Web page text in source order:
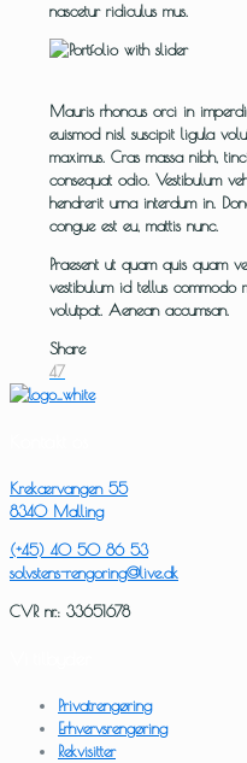
nascetur ridiculus mus.
Mauris rhoncus orci in
euismod nisl suscipit ligula
maximus. Cras massa nibh,
consequat odio. Vestibulum
hendrerit urna interdum in.
congue est eu, mattis nunc.
Praesent ut quam quis quam
vestibulum id tellus commodo
volutpat. Aenean accumsan.
Share
47
Krekærvangen 55
8340 Malling
(+45) 40 50 86 53
solvstens-rengoring@live.dk
CVR nr.: 33651678
Privatrengøring
Erhvervsrengøring
Rekvisitter